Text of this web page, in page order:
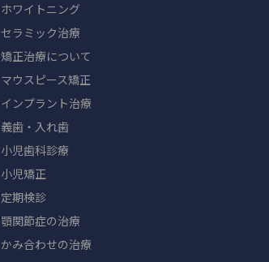
ホワイトニング
セラミック治療
矯正治療について
マウスピース矯正
インプラント治療
義歯・入れ歯
小児歯科診療
小児矯正
定期検診
顎関節症の治療
かみ合わせの治療